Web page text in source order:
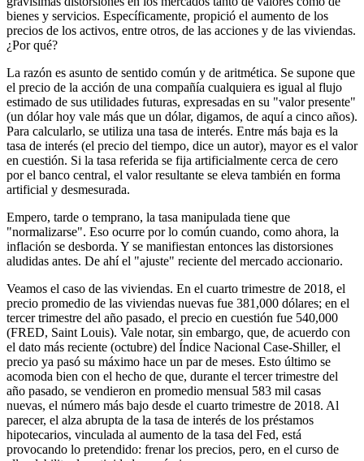
bienes y servicios. Específicamente, propició el aumento de los
precios de los activos, entre otros, de las acciones y de las viviendas.
¿Por qué?
La razón es asunto de sentido común y de aritmética. Se supone que
el precio de la acción de una compañía cualquiera es igual al flujo
estimado de sus utilidades futuras, expresadas en su "valor presente"
(un dólar hoy vale más que un dólar, digamos, de aquí a cinco años).
Para calcularlo, se utiliza una tasa de interés. Entre más baja es la
tasa de interés (el precio del tiempo, dice un autor), mayor es el valor
en cuestión. Si la tasa referida se fija artificialmente cerca de cero
por el banco central, el valor resultante se eleva también en forma
artificial y desmesurada.
Empero, tarde o temprano, la tasa manipulada tiene que
"normalizarse". Eso ocurre por lo común cuando, como ahora, la
inflación se desborda. Y se manifiestan entonces las distorsiones
aludidas antes. De ahí el "ajuste" reciente del mercado accionario.
Veamos el caso de las viviendas. En el cuarto trimestre de 2018, el
precio promedio de las viviendas nuevas fue 381,000 dólares; en el
tercer trimestre del año pasado, el precio en cuestión fue 540,000
(FRED, Saint Louis). Vale notar, sin embargo, que, de acuerdo con
el dato más reciente (octubre) del Índice Nacional Case-Shiller, el
precio ya pasó su máximo hace un par de meses. Esto último se
acomoda bien con el hecho de que, durante el tercer trimestre del
año pasado, se vendieron en promedio mensual 583 mil casas
nuevas, el número más bajo desde el cuarto trimestre de 2018. Al
parecer, el alza abrupta de la tasa de interés de los préstamos
hipotecarios, vinculada al aumento de la tasa del Fed, está
provocando lo pretendido: frenar los precios, pero, en el curso de